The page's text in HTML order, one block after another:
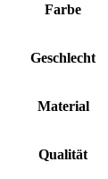
bordeaux-
Menge
Farbe
Geschlecht
Material
Qualität